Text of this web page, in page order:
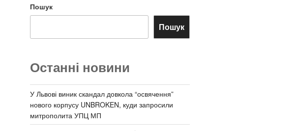
Пошук
Пошук
Останні новини
У Львові виник скандал довкола “освячення”
нового корпусу UNBROKEN, куди запросили
митрополита УПЦ МП